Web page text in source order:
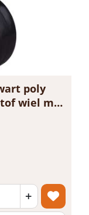
poly
wiel met
+